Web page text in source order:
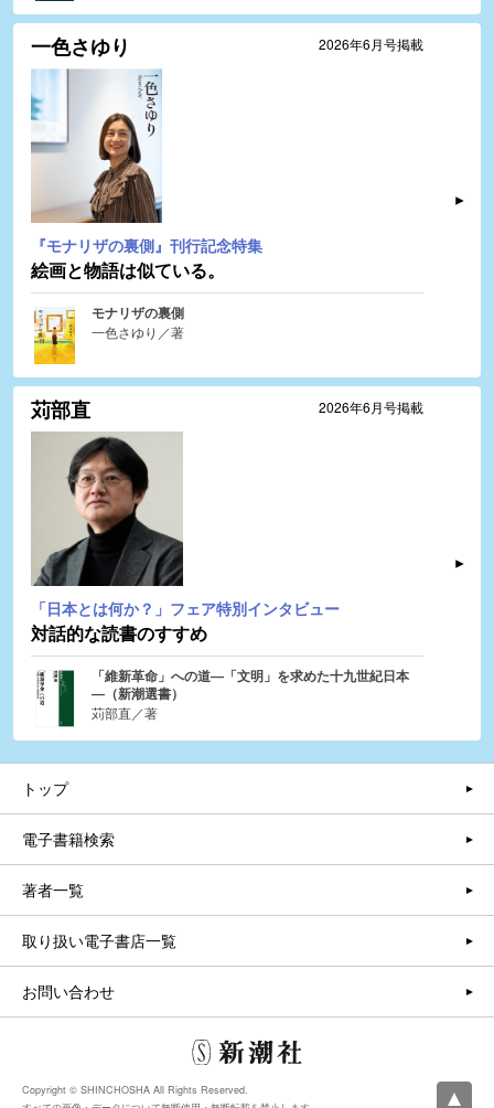
2026年6月号掲載
一色さゆり
『モナリザの裏側』刊行記念特集
絵画と物語は似ている。
モナリザの裏側
一色さゆり／著
2026年6月号掲載
苅部直
「日本とは何か？」フェア特別インタビュー
対話的な読書のすすめ
「維新革命」への道―「文明」を求めた十九世紀日本
―（新潮選書）
苅部直／著
トップ
電子書籍検索
著者一覧
取り扱い電子書店一覧
お問い合わせ
Copyright © SHINCHOSHA All Rights Reserved.